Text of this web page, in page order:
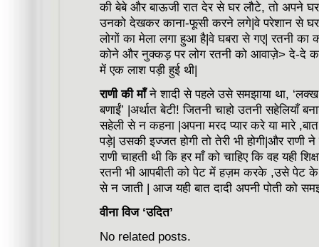
की बेबे और बाऊजी रात देर से घर लौटे, तो अपने
उनको देखकर काना-फूसी करने लगे|वे परेशान से घर
लोगों का मेला लगा हुआ है|वे घबरा से गए| रतनी का
कोने और नुक्कड़ पर लोग रतनी को आवाज़े> दे-दे
में एक लाश पड़ी हुई थी|
राणी की माँने शादी से पहले उसे समझाया था, ‘लक्ख
बणाईं’ |अर्थात बेटी! जितनी चाहो उतनी सहेलियाँ
सहेली से न कहना |अपना मरद प्यार करे या मारे
पड़े| उसकी इज्जत होगी तो तेरी भी होगी|और राणी
राणी चाहती थी कि हर माँ को चाहिए कि वह यही
रतनी भी आपबीती को पेट में हज़म करके ,उसे पेट के
से न जाती | आज यही बात दादी अपनी पोती को
वीना विज ‘उदित’
No related posts.